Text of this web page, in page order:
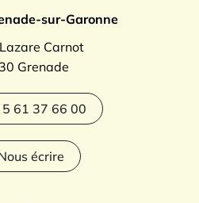
sur-Garonne
Carnot
Grenade
61 37 66 00
écrire